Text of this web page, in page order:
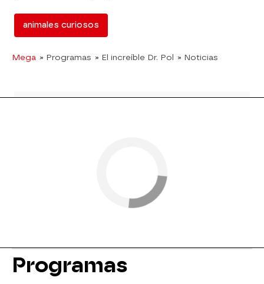
animales curiosos
Mega » Programas » El increíble Dr. Pol » Noticias
Programas